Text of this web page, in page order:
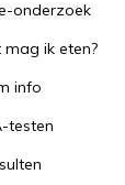
onderzoek
ik eten?
info
testen